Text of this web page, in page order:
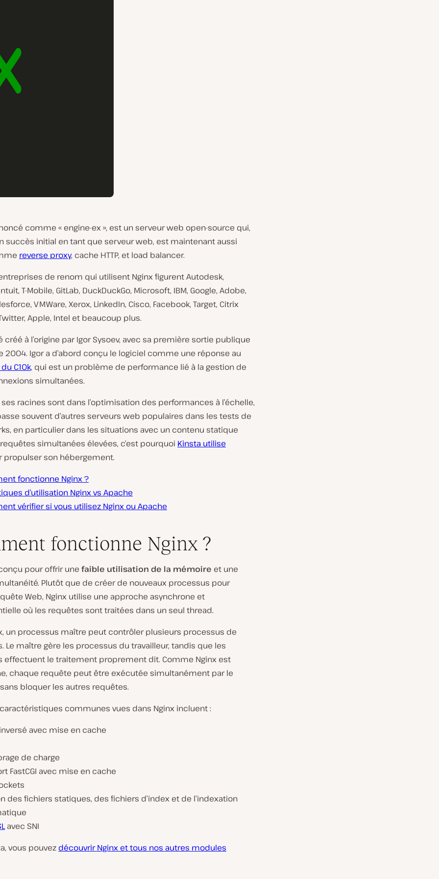
comme « engine-ex », est un serveur web open-source qui,
succès initial en tant que serveur web, est maintenant aussi
reverse proxy, cache HTTP, et load balancer.
de renom qui utilisent Nginx figurent Autodesk,
T-Mobile, GitLab, DuckDuckGo, Microsoft, IBM, Google, Adobe,
VMWare, Xerox, LinkedIn, Cisco, Facebook, Target, Citrix
Apple, Intel et beaucoup plus.
créé à l’origine par Igor Sysoev, avec sa première sortie publique
2004. Igor a d’abord conçu le logiciel comme une réponse au
C10k, qui est un problème de performance lié à la gestion de
simultanées.
racines sont dans l’optimisation des performances à l’échelle,
souvent d’autres serveurs web populaires dans les tests de
en particulier dans les situations avec un contenu statique
simultanées élevées, c’est pourquoi Kinsta utilise
propulser son hébergement.
fonctionne Nginx ?
d’utilisation Nginx vs Apache
vérifier si vous utilisez Nginx ou Apache
fonctionne Nginx ?
pour offrir une faible utilisation de la mémoire et une
Plutôt que de créer de nouveaux processus pour
Web, Nginx utilise une approche asynchrone et
où les requêtes sont traitées dans un seul thread.
un processus maître peut contrôler plusieurs processus de
Le maître gère les processus du travailleur, tandis que les
effectuent le traitement proprement dit. Comme Nginx est
chaque requête peut être exécutée simultanément par le
bloquer les autres requêtes.
communes vues dans Nginx incluent :
avec mise en cache
de charge
FastCGI avec mise en cache
des fichiers statiques, des fichiers d’index et de l’indexation
avec SNI
vous pouvez découvrir Nginx et tous nos autres modules